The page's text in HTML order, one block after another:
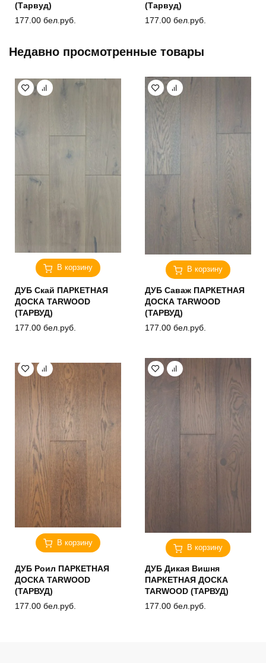
(Тарвуд)
177.00 бел.руб.
(Тарвуд)
177.00 бел.руб.
Недавно просмотренные товары
В корзину
ДУБ Скай ПАРКЕТНАЯ
ДОСКА TARWOOD
(ТАРВУД)
177.00 бел.руб.
В корзину
ДУБ Саваж ПАРКЕТНАЯ
ДОСКА TARWOOD
(ТАРВУД)
177.00 бел.руб.
В корзину
ДУБ Роил ПАРКЕТНАЯ
ДОСКА TARWOOD
(ТАРВУД)
177.00 бел.руб.
В корзину
ДУБ Дикая Вишня
ПАРКЕТНАЯ ДОСКА
TARWOOD (ТАРВУД)
177.00 бел.руб.